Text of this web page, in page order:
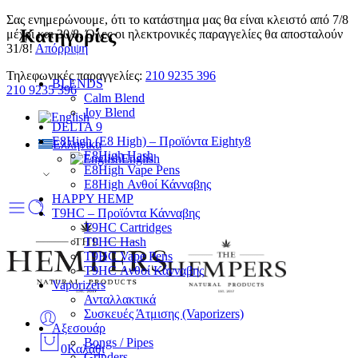
Σας ενημερώνουμε, ότι το κατάστημα μας θα είναι κλειστό από 7/8
μέχρι και 30/8. Όλες οι ηλεκτρονικές παραγγελίες θα αποσταλούν
31/8! Απόρριψη
Τηλεφωνικές παραγγελίες: 210 9235 396
210 9235 396
Ελληνικα
English
0Καλάθι
Κατηγορίες
BLENDS
Calm Blend
Joy Blend
DELTA 9
E8High (E8 High) – Προϊόντα Eighty8
E8High Hash
E8High Vape Pens
E8High Ανθοί Κάνναβης
HAPPY HEMP
T9HC – Προϊόντα Κάνναβης
T9HC Cartridges
T9HC Hash
T9HC Vape Pens
T9HC Ανθοί Κάνναβης
Vaporizers
Ανταλλακτικά
Συσκευές Άτμισης (Vaporizers)
Αξεσουάρ
Bongs / Pipes